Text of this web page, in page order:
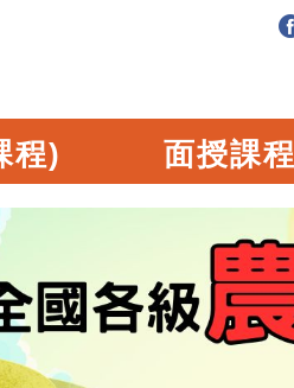
程) 面授課程